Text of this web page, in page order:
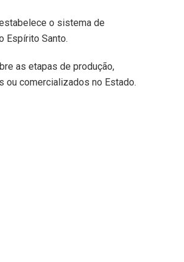
o sistema de
Espírito Santo.
as etapas de produção,
ou comercializados no Estado.